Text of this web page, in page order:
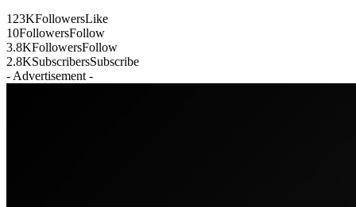
123KFollowersLike
10FollowersFollow
3.8KFollowersFollow
2.8KSubscribersSubscribe
- Advertisement -